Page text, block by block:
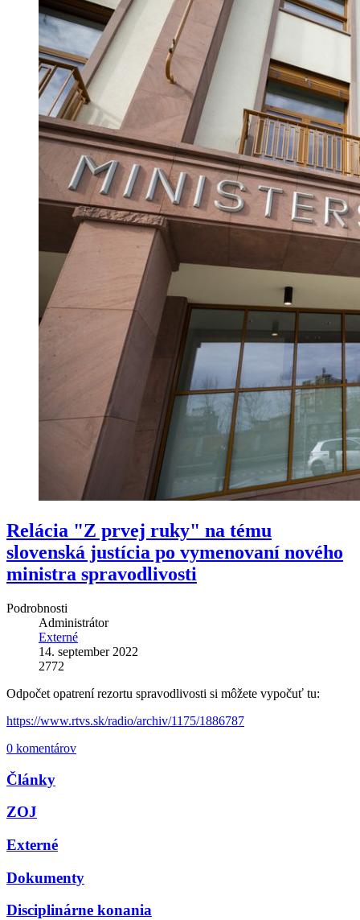
Relácia "Z prvej ruky" na tému
slovenská justícia po vymenovaní nového
ministra spravodlivosti
Podrobnosti
Administrátor
Externé
14. september 2022
2772
Odpočet opatrení rezortu spravodlivosti si môžete vypočuť tu:
https://www.rtvs.sk/radio/archiv/1175/1886787
0 komentárov
Články
ZOJ
Externé
Dokumenty
Disciplinárne konania